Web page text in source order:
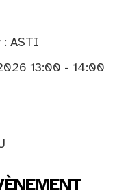
: ASTI
13:00 - 14:00